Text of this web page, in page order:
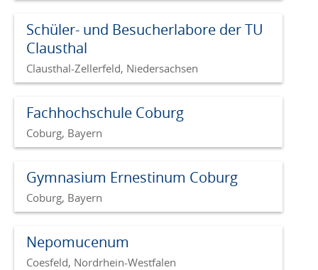
Schüler- und Besucherlabore der TU
Clausthal
Clausthal-Zellerfeld, Niedersachsen
Fachhochschule Coburg
Coburg, Bayern
Gymnasium Ernestinum Coburg
Coburg, Bayern
Nepomucenum
Coesfeld, Nordrhein-Westfalen